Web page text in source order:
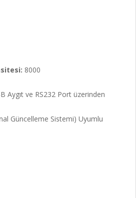
8000
Aygıt ve RS232 Port üzerinden
Güncelleme Sistemi) Uyumlu